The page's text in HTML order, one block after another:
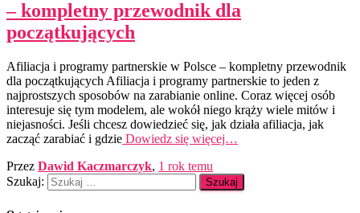
– kompletny przewodnik dla
początkujących
Afiliacja i programy partnerskie w Polsce – kompletny przewodnik
dla początkujących Afiliacja i programy partnerskie to jeden z
najprostszych sposobów na zarabianie online. Coraz więcej osób
interesuje się tym modelem, ale wokół niego krąży wiele mitów i
niejasności. Jeśli chcesz dowiedzieć się, jak działa afiliacja, jak
zacząć zarabiać i gdzie Dowiedz się więcej…
Przez Dawid Kaczmarczyk, 1 rok temu
Szukaj: